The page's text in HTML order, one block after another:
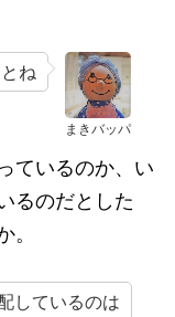
まきバッパ
ね
ているのか、い
るのだとした
しているのは